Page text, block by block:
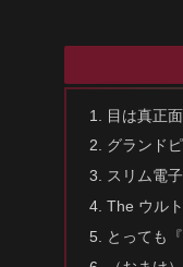
目は真正
グランド
スリム電
The ウル
とっても